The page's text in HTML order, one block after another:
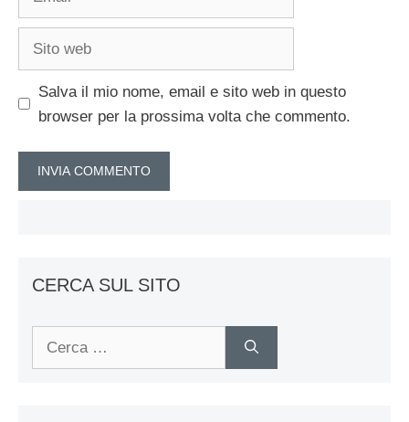
Salva il mio nome, email e sito web in questo
browser per la prossima volta che commento.
CERCA SUL SITO
Ricerca